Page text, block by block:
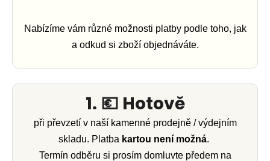
Nabízíme vám různé možnosti platby podle toho, jak
a odkud si zboží objednáváte.
1. 💶 Hotově
při převzetí v naší kamenné prodejně / výdejním
skladu. Platba kartou není možná.
Termín odběru si prosím domluvte předem na
u
e